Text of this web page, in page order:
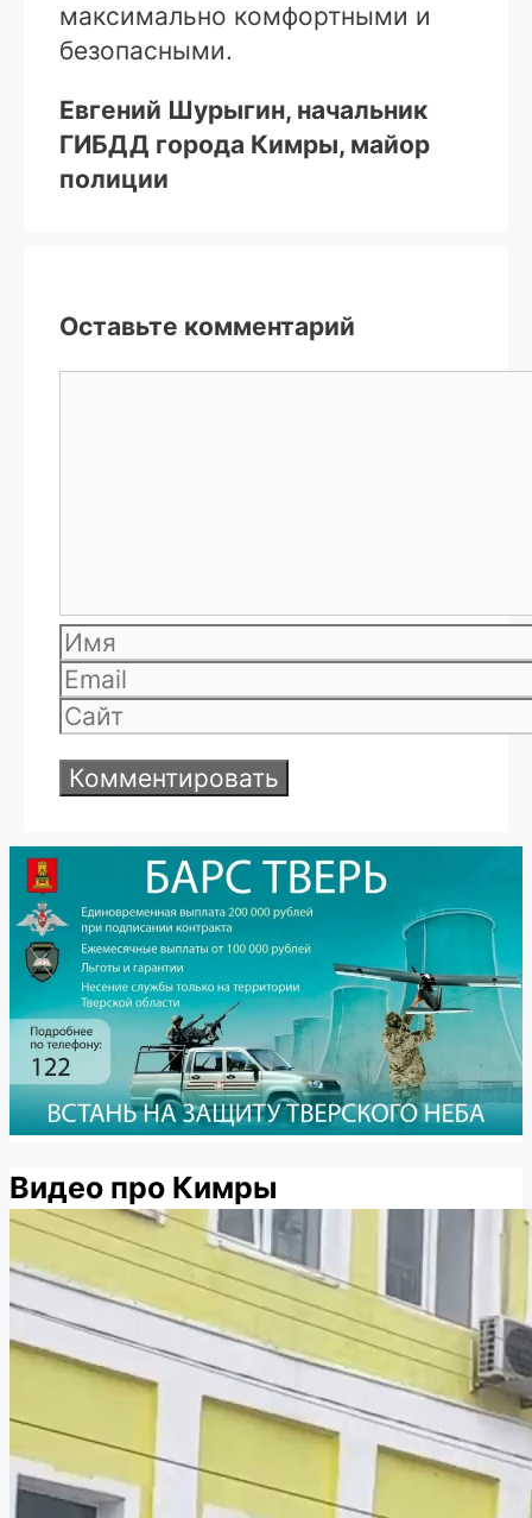
максимально комфортными и
безопасными.
Евгений Шурыгин, начальник
ГИБДД города Кимры, майор
полиции
Оставьте комментарий
Имя
Email
Сайт
Видео про Кимры